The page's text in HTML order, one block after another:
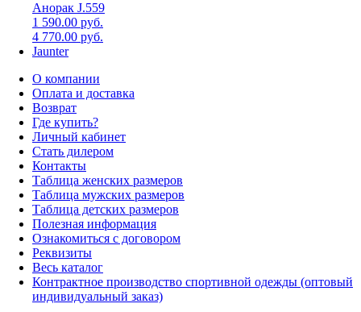
Анорак J.559
1 590.00 руб.
4 770.00 руб.
Jaunter
О компании
Оплата и доставка
Возврат
Где купить?
Личный кабинет
Стать дилером
Контакты
Таблица женских размеров
Таблица мужских размеров
Таблица детских размеров
Полезная информация
Ознакомиться с договором
Реквизиты
Весь каталог
Контрактное производство спортивной одежды (оптовый
индивидуальный заказ)